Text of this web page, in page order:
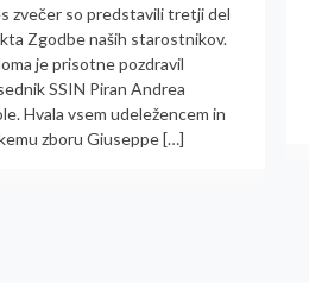
zvečer so predstavili tretji del
Zgodbe naših starostnikov.
je prisotne pozdravil
SSIN Piran Andrea
Hvala vsem udeležencem in
zboru Giuseppe[…]